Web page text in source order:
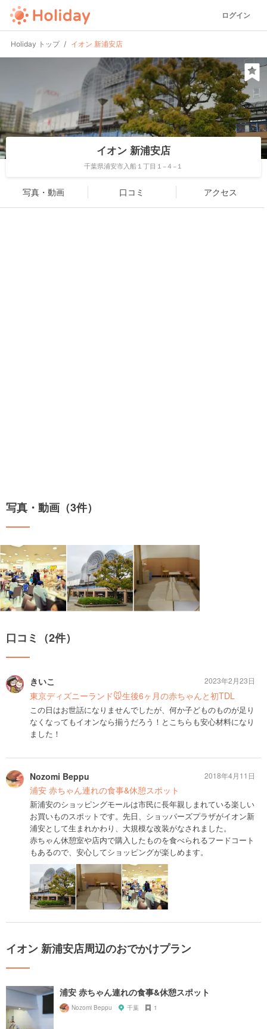
ログイン
Holiday トップ イオン 新浦安店
イオン 新浦安店
千葉県浦安市入船１丁目１−４−１
写真・動画 口コミ アクセス
写真・動画（3件）
口コミ（2件）
きいこ
東京ディズニーランド🐭生後6ヶ月の赤ちゃんと初TDL
この日はお世話になりませんでしたが、何か子どものものが足り
なくなってもイオンなら揃うだろう！とこちらも安心材料になり
ました！
2023年2月23日
Nozomi Beppu
浦安 赤ちゃん連れの食事&休憩スポット
新浦安のショッピングモールは市民に長年親しまれている楽しい
お買いものスポットです。先日、ショッパーズプラザがイオン新
浦安として生まれかわり、大規模な改装がなされました。
赤ちゃん休憩室や店内で購入したものを食べられるフードコート
もあるので、安心してショッピングが楽しめます。
2018年4月11日
イオン 新浦安店周辺のおでかけプラン
浦安 赤ちゃん連れの食事&休憩スポット
Nozomi Beppu 千葉 1